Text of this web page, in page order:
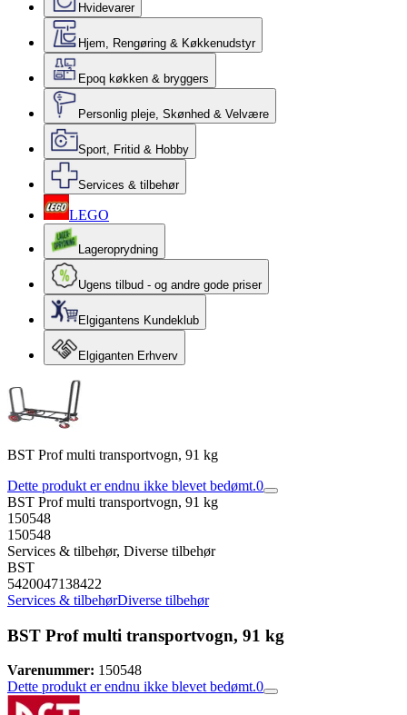
Hvidevarer
Hjem, Rengøring & Køkkenudstyr
Epoq køkken & bryggers
Personlig pleje, Skønhed & Velvære
Sport, Fritid & Hobby
Services & tilbehør
LEGO
Lageroprydning
Ugens tilbud - og andre gode priser
Elgigantens Kundeklub
Elgiganten Erhverv
BST Prof multi transportvogn, 91 kg
Dette produkt er endnu ikke blevet bedømt.0
BST Prof multi transportvogn, 91 kg
150548
150548
Services & tilbehør, Diverse tilbehør
BST
5420047138422
Services & tilbehørDiverse tilbehør
BST Prof multi transportvogn, 91 kg
Varenummer: 150548
Dette produkt er endnu ikke blevet bedømt.0